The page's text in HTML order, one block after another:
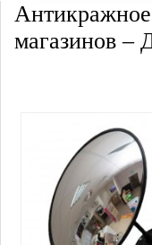
магазинов –